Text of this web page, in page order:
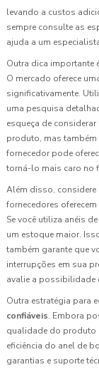
levando a custos
sempre consulte as
ajuda a um
Outra dica importante
O mercado oferece
significativamente.
uma pesquisa
esqueça de
produto, mas também
fornecedor pode
torná-lo mais caro no
Além disso, considere
fornecedores
Se você utiliza anéis
um estoque maior.
também garante que
interrupções em sua
avalie a possibilidade
Outra estratégia para
confiáveis. Embora
qualidade do produto
eficiência do anel de
garantias e suporte